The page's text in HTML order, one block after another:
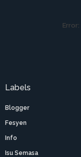
Error:
Labels
Blogger
Fesyen
Info
Isu Semasa